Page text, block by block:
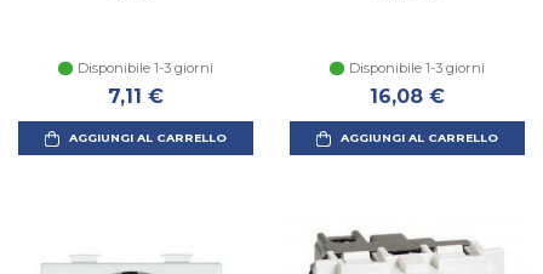
Disponibile 1-3 giorni
7,11 €
AGGIUNGI AL CARRELLO
Disponibile 1-3 giorni
16,08 €
AGGIUNGI AL CARRELLO